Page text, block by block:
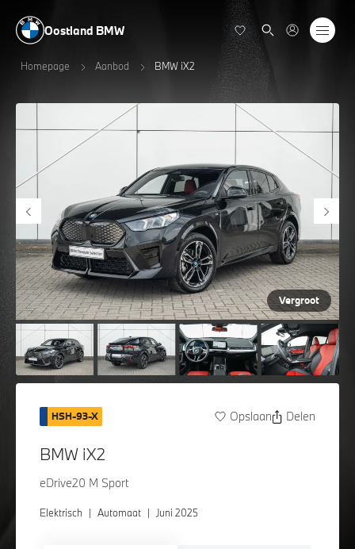
Oostland BMW
Homepage Aanbod BMW iX2
Vergroot
HSH-93-X Opslaan Delen
BMW iX2
eDrive20 M Sport
Elektrisch | Automaat | Juni 2025